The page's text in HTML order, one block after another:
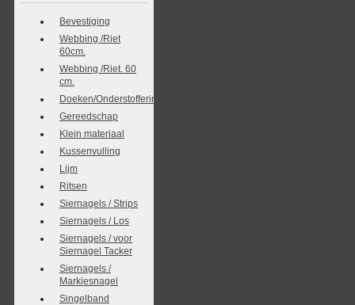
Bevestiging
Webbing /Riet
60cm.
Webbing /Riet. 60
cm.
Doeken/Onderstoffering
Gereedschap
Klein materiaal
Kussenvulling
Lijm
Ritsen
Siernagels / Strips
Siernagels / Los
Siernagels / voor
Siernagel Tacker
Siernagels /
Markiesnagel
Singelband